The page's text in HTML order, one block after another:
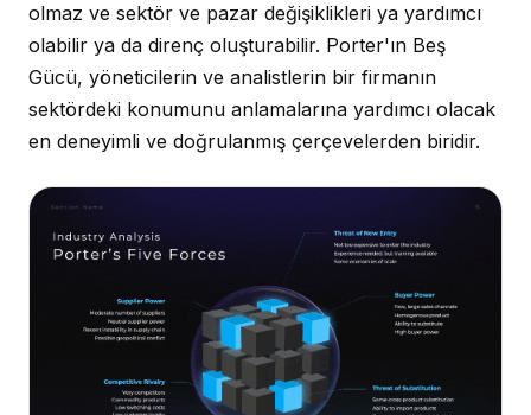
olmaz ve sektör ve pazar değişiklikleri ya yardımcı
olabilir ya da direnç oluşturabilir. Porter'ın Beş
Gücü, yöneticilerin ve analistlerin bir firmanın
sektördeki konumunu anlamalarına yardımcı olacak
en deneyimli ve doğrulanmış çerçevelerden biridir.